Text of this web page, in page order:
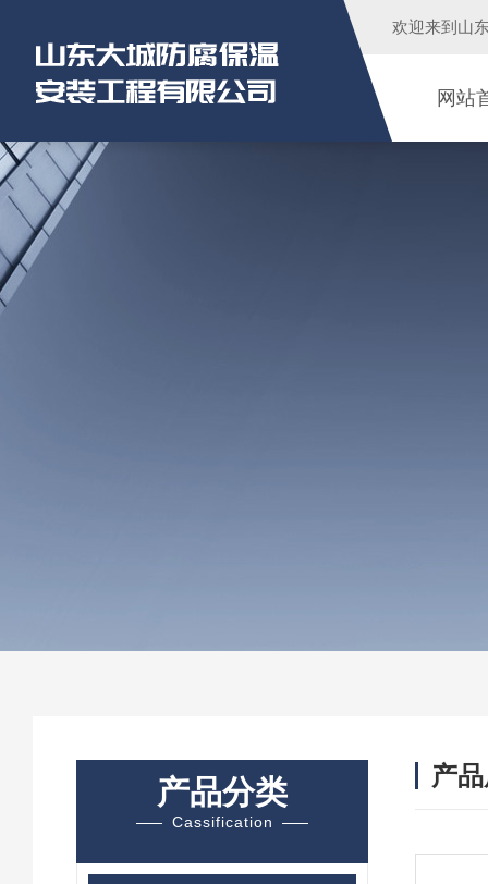
欢迎来到 山
网站
产品分类
Cassification
产